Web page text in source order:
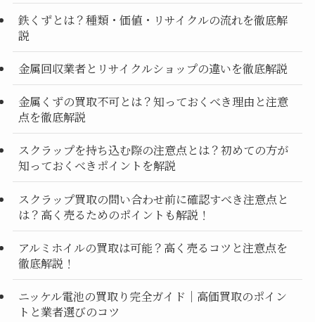
鉄くずとは？種類・価値・リサイクルの流れを徹底解
説
金属回収業者とリサイクルショップの違いを徹底解説
金属くずの買取不可とは？知っておくべき理由と注意
点を徹底解説
スクラップを持ち込む際の注意点とは？初めての方が
知っておくべきポイントを解説
スクラップ買取の問い合わせ前に確認すべき注意点と
は？高く売るためのポイントも解説！
アルミホイルの買取は可能？高く売るコツと注意点を
徹底解説！
ニッケル電池の買取り完全ガイド｜高価買取のポイン
トと業者選びのコツ